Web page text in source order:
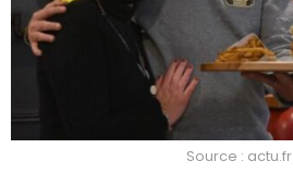
Source : actu.fr